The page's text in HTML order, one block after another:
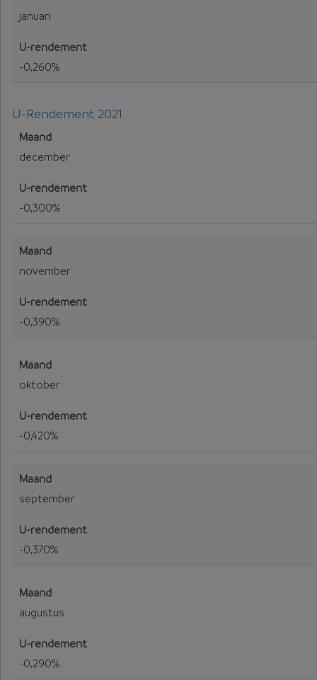
januari
-0,260%
U-Rendement 2021
U-Rendement voor 2021
december
-0,300%
november
-0,390%
oktober
-0,420%
september
-0,370%
augustus
-0,290%